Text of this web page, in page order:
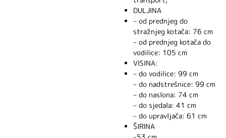
DULJINA
– od prednjeg do
stražnjeg kotača: 76 cm
– od prednjeg kotača do
vodilice: 105 cm
VISINA:
– do vodilice: 99 cm
– do nadstrešnice: 99 cm
– do naslona: 74 cm
– do sjedala: 41 cm
– do upravljača: 61 cm
ŠIRINA